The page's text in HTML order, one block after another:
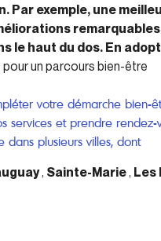
Par exemple, une
le haut du dos. En
un parcours bien-être
votre démarche bien-
services et prendre rendez-
plusieurs villes, dont
, Sainte-Marie, Les